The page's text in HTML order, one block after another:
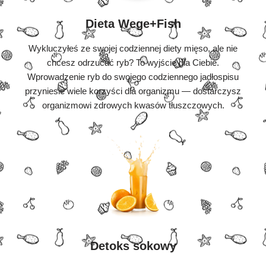
Dieta Wege+Fish
Wykluczyłeś ze swojej codziennej diety mięso, ale nie
chcesz odrzucać ryb? To wyjście dla Ciebie.
Wprowadzenie ryb do swojego codziennego jadłospisu
przyniesie wiele korzyści dla organizmu — dostarczysz
organizmowi zdrowych kwasów tłuszczowych.
Detoks sokowy